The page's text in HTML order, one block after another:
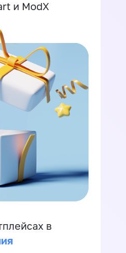
и ModX
в